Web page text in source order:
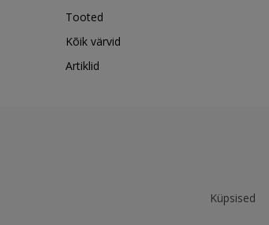
Tooted
Kõik värvid
Artiklid
Küpsised